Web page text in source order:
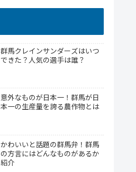
群馬クレインサンダーズはいつ
できた？人気の選手は誰？
意外なものが日本一！群馬が日
本一の生産量を誇る農作物とは
かわいいと話題の群馬弁！群馬
の方言にはどんなものがあるか
紹介